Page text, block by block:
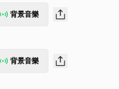
背景音樂
背景音樂